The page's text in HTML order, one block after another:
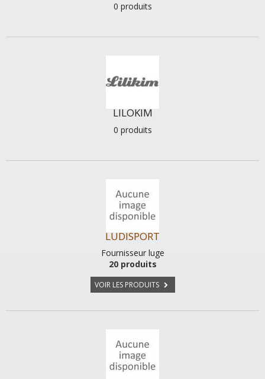
0 produits
LILOKIM
0 produits
LUDISPORT
Fournisseur luge
20 produits
VOIR LES PRODUITS